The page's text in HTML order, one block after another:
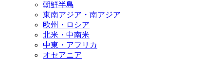
朝鮮半島
東南アジア・南アジア
欧州・ロシア
北米・中南米
中東・アフリカ
オセアニア